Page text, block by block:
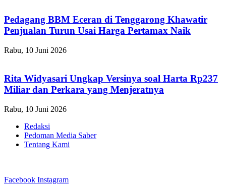
Pedagang BBM Eceran di Tenggarong Khawatir
Penjualan Turun Usai Harga Pertamax Naik
Rabu, 10 Juni 2026
Rita Widyasari Ungkap Versinya soal Harta Rp237
Miliar dan Perkara yang Menjeratnya
Rabu, 10 Juni 2026
Redaksi
Pedoman Media Saber
Tentang Kami
Facebook Instagram